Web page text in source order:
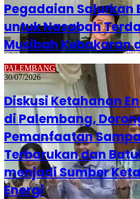
Pegadaian Salurkan
untuk Nasabah
Musibah Kebakaran
PALEMBANG
30/07/2026
Diskusi Ketahanan
di Palembang,
Pemanfaatan
Terbarukan dan
menjadi Sumber
Energi